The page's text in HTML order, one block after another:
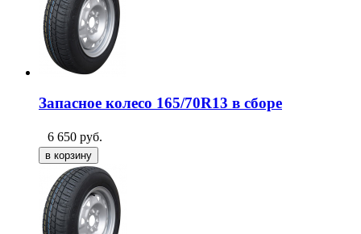
Запасное колесо 165/70R13 в сборе
6 650 руб.